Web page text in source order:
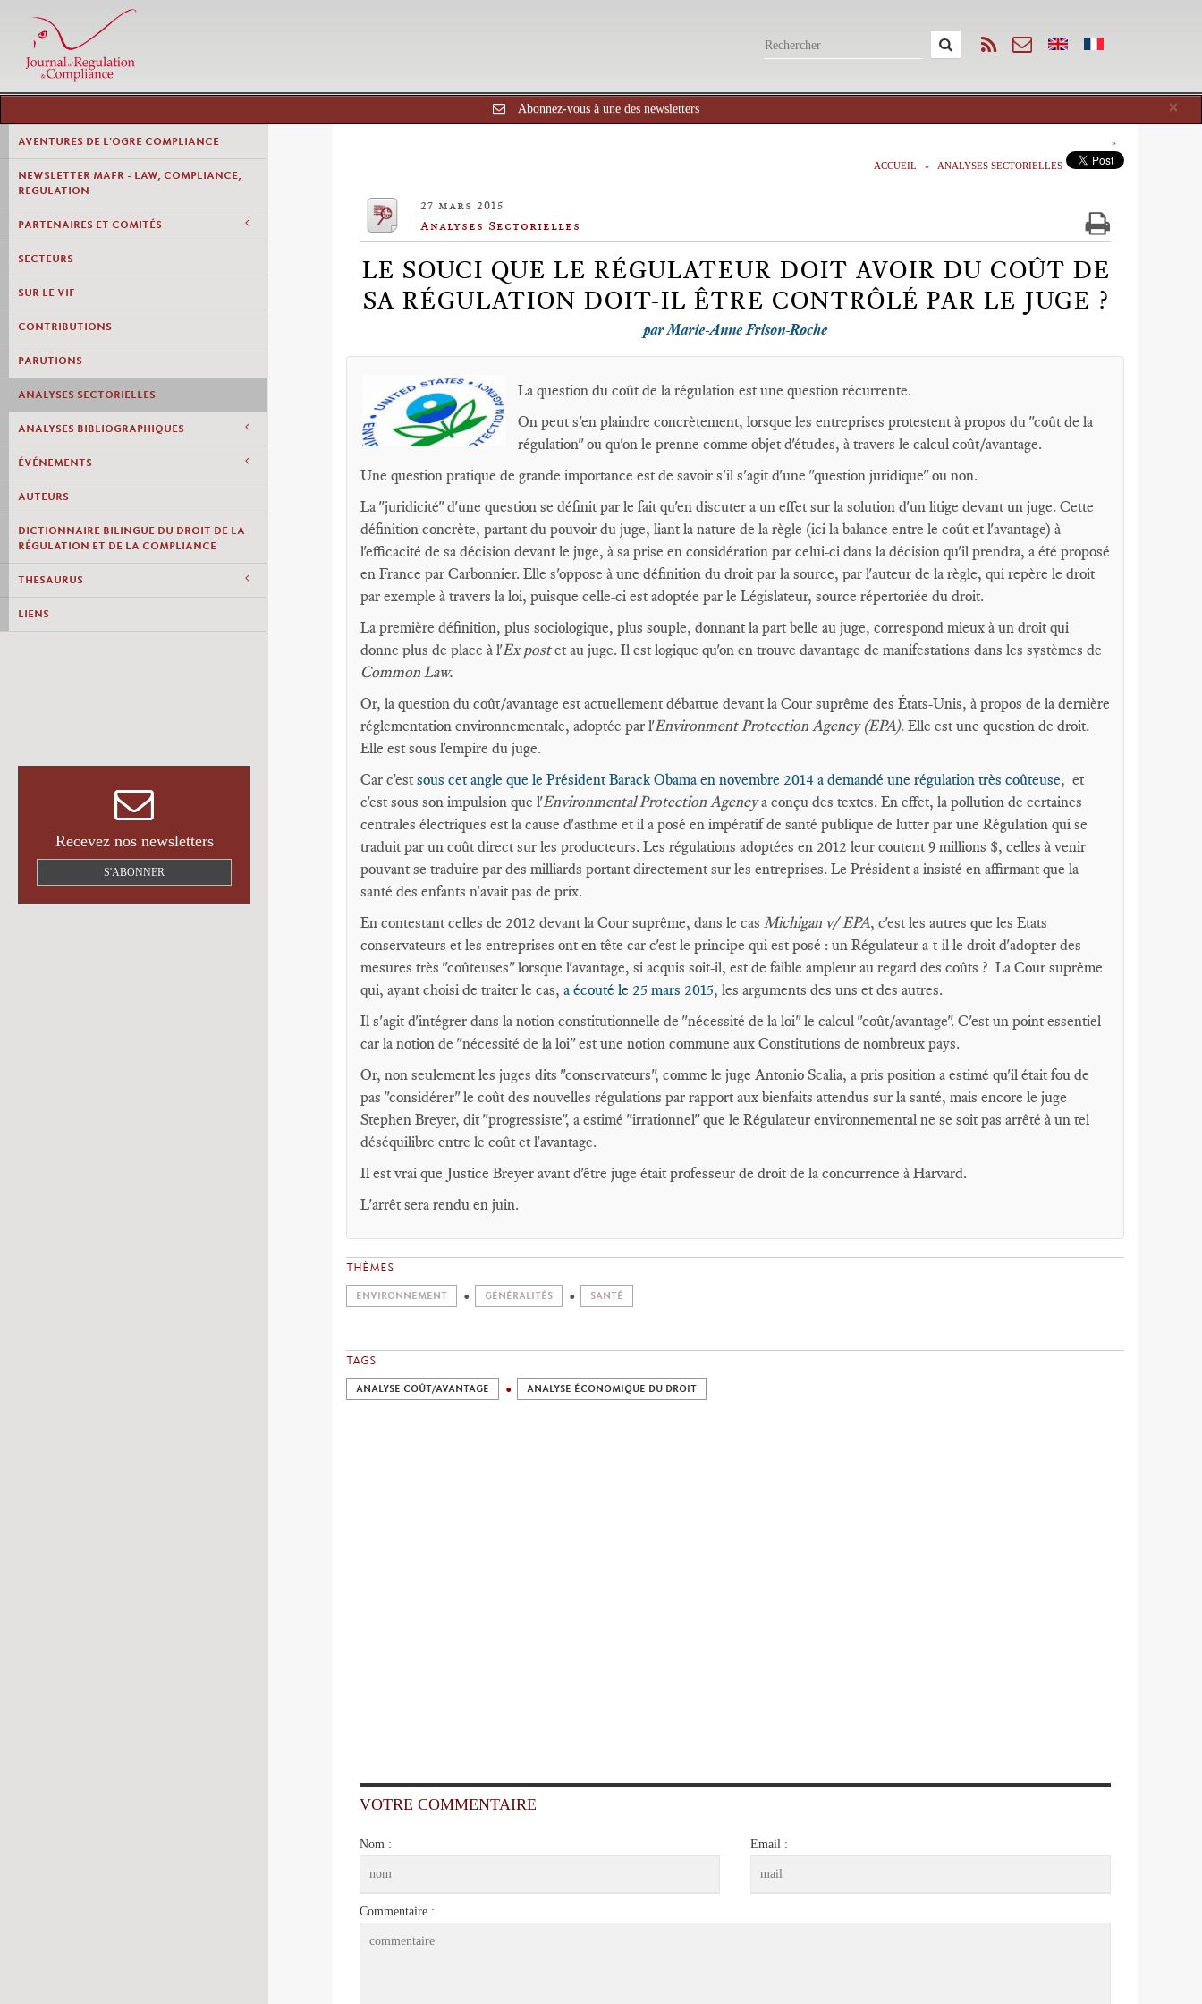
×
Abonnez-vous à une des newsletters
AVENTURES DE L'OGRE COMPLIANCE
NEWSLETTER MAFR - LAW, COMPLIANCE,
REGULATION
PARTENAIRES ET COMITÉS
SECTEURS
SUR LE VIF
CONTRIBUTIONS
PARUTIONS
ANALYSES SECTORIELLES
ANALYSES BIBLIOGRAPHIQUES
ÉVÉNEMENTS
AUTEURS
DICTIONNAIRE BILINGUE DU DROIT DE LA
RÉGULATION ET DE LA COMPLIANCE
THESAURUS
LIENS
Recevez nos newsletters
S'ABONNER
ACCUEIL ANALYSES SECTORIELLES
27 mars 2015
Analyses Sectorielles
LE SOUCI QUE LE RÉGULATEUR DOIT AVOIR DU COÛT DE
SA RÉGULATION DOIT-IL ÊTRE CONTRÔLÉ PAR LE JUGE ?
par Marie-Anne Frison-Roche
La question du coût de la régulation est une question récurrente.
On peut s'en plaindre concrètement, lorsque les entreprises protestent à propos du "coût de la
régulation" ou qu'on le prenne comme objet d'études, à travers le calcul coût/avantage.
Une question pratique de grande importance est de savoir s'il s'agit d'une "question juridique" ou non.
La "juridicité" d'une question se définit par le fait qu'en discuter a un effet sur la solution d'un litige devant un juge. Cette
définition concrète, partant du pouvoir du juge, liant la nature de la règle (ici la balance entre le coût et l'avantage) à
l'efficacité de sa décision devant le juge, à sa prise en considération par celui-ci dans la décision qu'il prendra, a été proposé
en France par Carbonnier. Elle s'oppose à une définition du droit par la source, par l'auteur de la règle, qui repère le droit
par exemple à travers la loi, puisque celle-ci est adoptée par le Législateur, source répertoriée du droit.
La première définition, plus sociologique, plus souple, donnant la part belle au juge, correspond mieux à un droit qui
donne plus de place à l'Ex postet au juge. Il est logique qu'on en trouve davantage de manifestations dans les systèmes de
Common Law.
Or, la question du coût/avantage est actuellement débattue devant la Cour suprême des États-Unis, à propos de la dernière
réglementation environnementale, adoptée par l'Environment Protection Agency (EPA). Elle est une question de droit.
Elle est sous l'empire du juge.
Car c'est sous cet angle que le Président Barack Obama en novembre 2014 a demandé une régulation très coûteuse, et
c'est sous son impulsion que l'Environmental Protection Agencya conçu des textes. En effet, la pollution de certaines
centrales électriques est la cause d'asthme et il a posé en impératif de santé publique de lutter par une Régulation qui se
traduit par un coût direct sur les producteurs. Les régulations adoptées en 2012 leur coutent 9 millions $, celles à venir
pouvant se traduire par des milliards portant directement sur les entreprises. Le Président a insisté en affirmant que la
santé des enfants n'avait pas de prix.
En contestant celles de 2012 devant la Cour suprême, dans le cas Michigan v/ EPA, c'est les autres que les Etats
conservateurs et les entreprises ont en tête car c'est le principe qui est posé : un Régulateur a-t-il le droit d'adopter des
mesures très "coûteuses" lorsque l'avantage, si acquis soit-il, est de faible ampleur au regard des coûts ? La Cour suprême
qui, ayant choisi de traiter le cas, a écouté le 25 mars 2015, les arguments des uns et des autres.
Il s'agit d'intégrer dans la notion constitutionnelle de "nécessité de la loi" le calcul "coût/avantage". C'est un point essentiel
car la notion de "nécessité de la loi" est une notion commune aux Constitutions de nombreux pays.
Or, non seulement les juges dits "conservateurs", comme le juge Antonio Scalia, a pris position a estimé qu'il était fou de
pas "considérer" le coût des nouvelles régulations par rapport aux bienfaits attendus sur la santé, mais encore le juge
Stephen Breyer, dit "progressiste", a estimé "irrationnel" que le Régulateur environnemental ne se soit pas arrêté à un tel
déséquilibre entre le coût et l'avantage.
Il est vrai que Justice Breyer avant d'être juge était professeur de droit de la concurrence à Harvard.
L'arrêt sera rendu en juin.
THÈMES
ENVIRONNEMENT GÉNÉRALITÉS SANTÉ
TAGS
ANALYSE COÛT/AVANTAGE ANALYSE ÉCONOMIQUE DU DROIT
VOTRE COMMENTAIRE
Nom : Email :
Commentaire :